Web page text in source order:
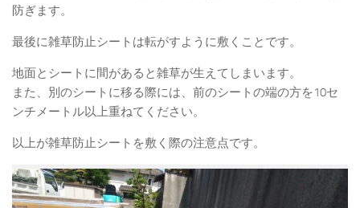
防ぎます。
最後に雑草防止シートは転がすように敷くことです。
地面とシートに間があると雑草が生えてしまいます。
また、別のシートに移る際には、前のシートの端の方を10セ
ンチメートル以上重ねてください。
以上が雑草防止シートを敷く際の注意点です。